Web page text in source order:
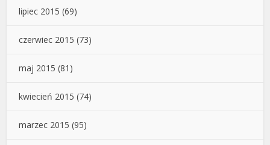
lipiec 2015 (69)
czerwiec 2015 (73)
maj 2015 (81)
kwiecień 2015 (74)
marzec 2015 (95)